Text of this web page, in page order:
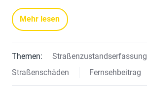
Mehr lesen
Themen:
Straßenzustandserfassung
Straßenschäden
Fernsehbeitrag